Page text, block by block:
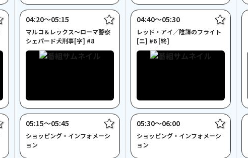
04:20〜05:15
マルコ＆レックス～ローマ警察
シェパード犬刑事[字] #8
05:15〜05:45
ショッピング・インフォメーシ
ョン
04:40〜05:30
レッド・アイ／陰謀のフライト
[ニ] #6 [終]
05:30〜06:00
ショッピング・インフォメーシ
ョン